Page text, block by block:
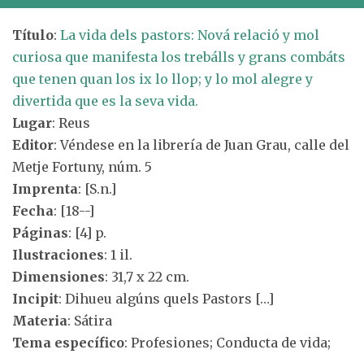
Título: La vida dels pastors: Nová relació y mol
curiosa que manifesta los trebálls y grans combáts
que tenen quan los ix lo llop; y lo mol alegre y
divertida que es la seva vida.
Lugar: Reus
Editor: Véndese en la librería de Juan Grau, calle del
Metje Fortuny, núm. 5
Imprenta: [S.n.]
Fecha: [18--]
Páginas: [4] p.
Ilustraciones: 1 il.
Dimensiones: 31,7 x 22 cm.
Incipit: Dihueu algúns quels Pastors […]
Materia: Sátira
Tema específico: Profesiones; Conducta de vida;